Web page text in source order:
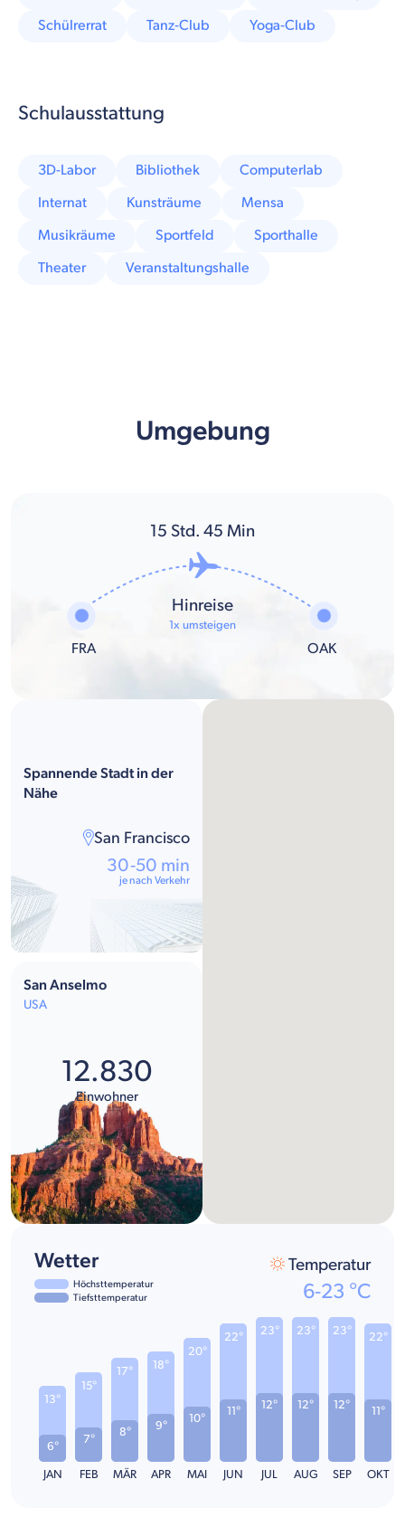
Schülrerrat
Tanz-Club Yoga-Club
Schulausstattung
3D-Labor Bibliothek
Computerlab
Internat
Kunsträume
Mensa
Musikräume
Sportfeld
Sporthalle
Theater
Veranstaltungshalle
Umgebung
15 Std. 45 Min
FRA
Hinreise
1x umsteigen
OAK
Spannende Stadt in der
Nähe
San Francisco
30-50 min
je nach Verkehr
San Anselmo
USA
12.830
Einwohner
Wetter
Höchsttemperatur
Tiefsttemperatur
Temperatur
6-23 °C
6°
13°
JAN
7°
15°
FEB
8°
17°
MÄR
9°
18°
APR
10°
20°
MAI
11°
22°
JUN
12°
23°
JUL
12°
23°
AUG
12°
23°
SEP
11°
22°
OKT